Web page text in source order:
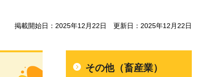
掲載開始日：2025年12月22日 更新日：2025年12月22日
その他（畜産業）